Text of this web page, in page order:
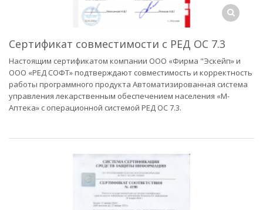
Сертификат совместимости с РЕД ОС 7.3
Настоящим сертификатом компании ООО «Фирма "Эскейп» и
ООО «РЕД СОФТ» подтверждают совместимость и корректность
работы программного продукта Автоматизированная система
управления лекарственным обеспечением населения «М-
Аптека» с операционной системой РЕД ОС 7.3.